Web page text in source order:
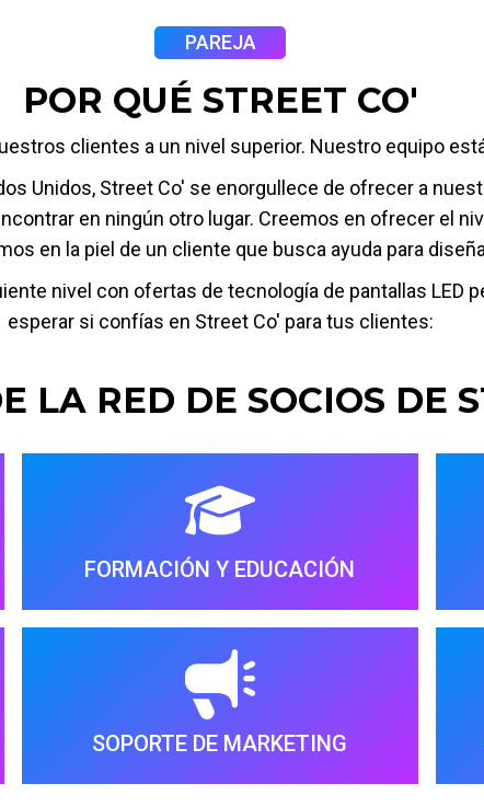
PAREJA
POR QUÉ STREET CO'
clientes a un nivel superior. Nuestro equipo
Unidos, Street Co' se enorgullece de ofrecer a
en ningún otro lugar. Creemos en ofrecer el
en la piel de un cliente que busca ayuda para
nivel con ofertas de tecnología de pantallas LED
esperar si confías en Street Co' para tus clientes:
LA RED DE SOCIOS DE
FORMACIÓN Y EDUCACIÓN
SOPORTE DE MARKETING